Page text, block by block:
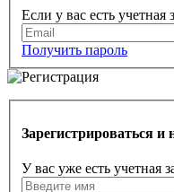
Если у вас есть учетная
Получить пароль
Зарегистрироваться и
У вас уже есть учетная